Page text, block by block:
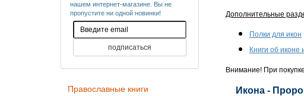
нашем интернет-магазине. Вы не
пропустите ни одной новинки!
Православные книги
Дополнительные
Полки для икон
Книги об иконе
Внимание! При
Икона -